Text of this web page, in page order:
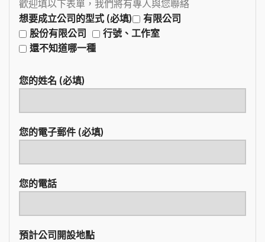
歡迎填以下表單，我們將有專人與您聯絡
想要成立公司的型式 (必填)
有限公司
股份有限公司
行號、工作室
還不知道哪一種
您的姓名 (必填)
您的電子郵件 (必填)
您的電話
預計公司開設地點